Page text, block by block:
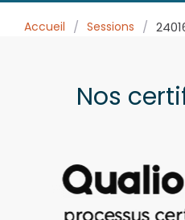
Accueil / Sessions /
Nos